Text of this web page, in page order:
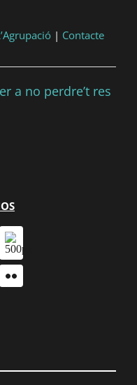
| Contacte
a no perdre’t res